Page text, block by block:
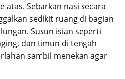
atas. Sebarkan nasi secara
sedikit ruang di bagian
Susun isian seperti
dan timun di tengah
sambil menekan agar